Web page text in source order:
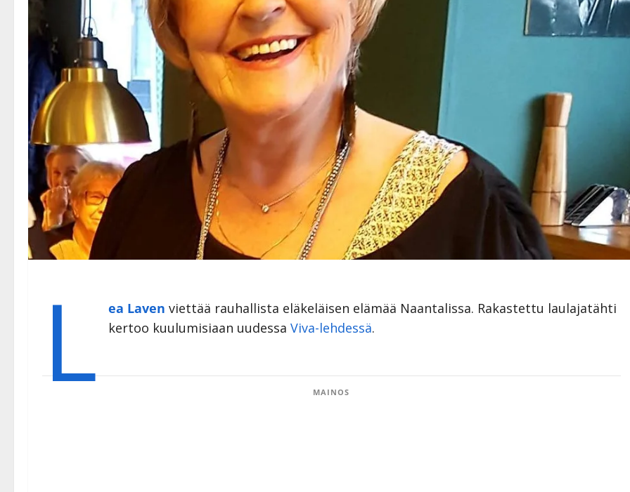
L ea Lavenviettää rauhallista eläkeläisen elämää Naantalissa. Rakastettu laulajatähti
kertoo kuulumisiaan uudessaViva-lehdessä.
MAINOS